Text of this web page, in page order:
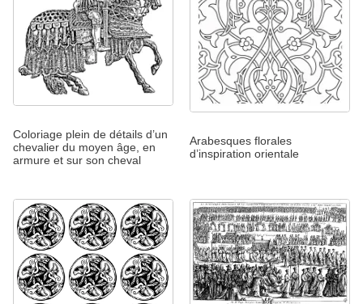
Coloriage plein de détails d’un
chevalier du moyen âge, en
armure et sur son cheval
Arabesques florales
d’inspiration orientale